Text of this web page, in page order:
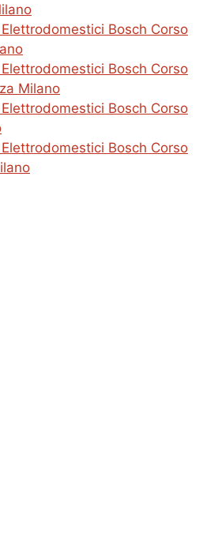
Bosch Corso
Bosch Corso
Milano
Bosch Corso
Bosch Corso